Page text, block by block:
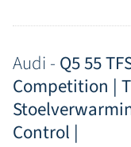
Audi - Q5 55
Competition |
Control |